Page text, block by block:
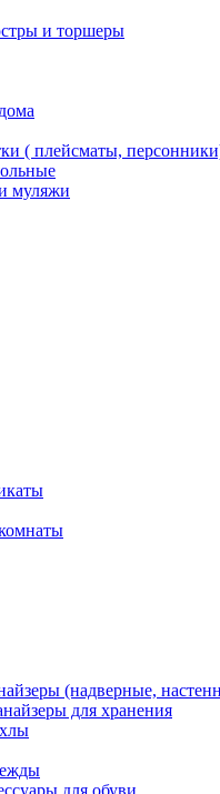
и торшеры
( плейсматы,
муляжи
(надверные,
для хранения
для обуви